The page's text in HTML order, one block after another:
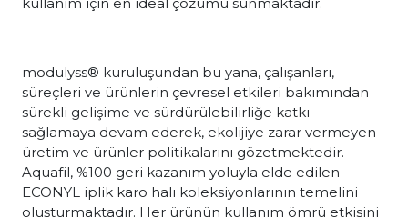
modulyss® kuruluşundan bu yana, çalışanları,
süreçleri ve ürünlerin çevresel etkileri bakımından
sürekli gelişime ve sürdürülebilirliğe katkı
sağlamaya devam ederek, ekolijiye zarar vermeyen
üretim ve ürünler politikalarını gözetmektedir.
Aquafil, %100 geri kazanım yoluyla elde edilen
ECONYL iplik karo halı koleksiyonlarının temelini
oluşturmaktadır. Her ürünün kullanım ömrü etkisini